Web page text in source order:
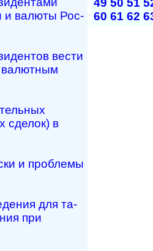
и валюты Рос­
вести
валютным
сделок) в
и проблемы
для та­
при
49 50 51
60 61 62